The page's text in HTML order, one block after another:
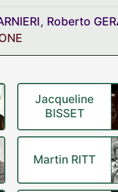
, Roberto
Jacqueline
BISSET
Martin RITT